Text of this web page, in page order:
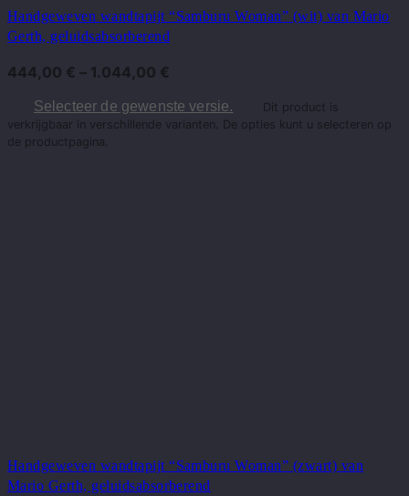
Handgeweven wandtapijt “Samburu Woman” (wit) van Mario
Gerth, geluidsabsorberend
444,00 € – 1.044,00 €
Selecteer de gewenste versie.
Dit product is
verkrijgbaar in verschillende varianten. De opties kunt u selecteren op
de productpagina.
Handgeweven wandtapijt “Samburu Woman” (zwart) van
Mario Gerth, geluidsabsorberend